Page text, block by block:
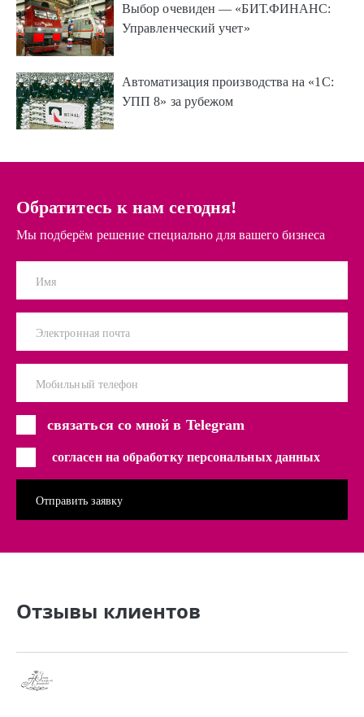
Выбор очевиден — «БИТ.ФИНАНС:
Управленческий учет»
Автоматизация производства на «1С:
УПП 8» за рубежом
Обратитесь к нам сегодня!
Мы подберём решение специально для вашего бизнеса
Имя
Электронная почта
Мобильный телефон
связаться со мной в Telegram
согласен на обработку персональных данных
Отзывы клиентов